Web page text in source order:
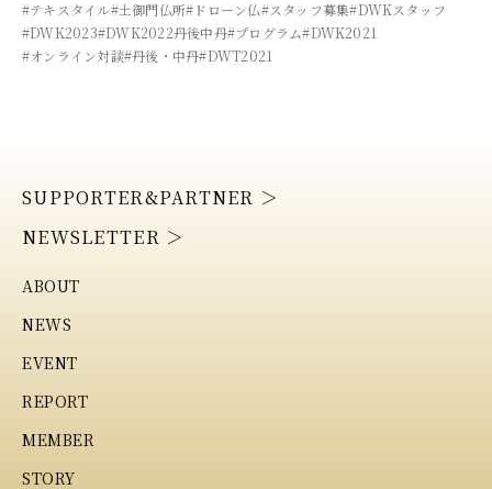
#テキスタイル#土御門仏所#ドローン仏#スタッフ募集#DWKスタッフ
#DWK2023#DWK2022丹後中丹#プログラム#DWK2021
#オンライン対談#丹後・中丹#DWT2021
SUPPORTER&PARTNER ＞
NEWSLETTER ＞
ABOUT
NEWS
EVENT
REPORT
MEMBER
STORY